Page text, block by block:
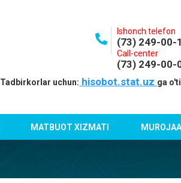
Ishonch telefon
(73) 249-00-
Call-center
(73) 249-00-
Tadbirkorlar uchun: hisobot.stat.uz ga
MATBUOT XIZMATI